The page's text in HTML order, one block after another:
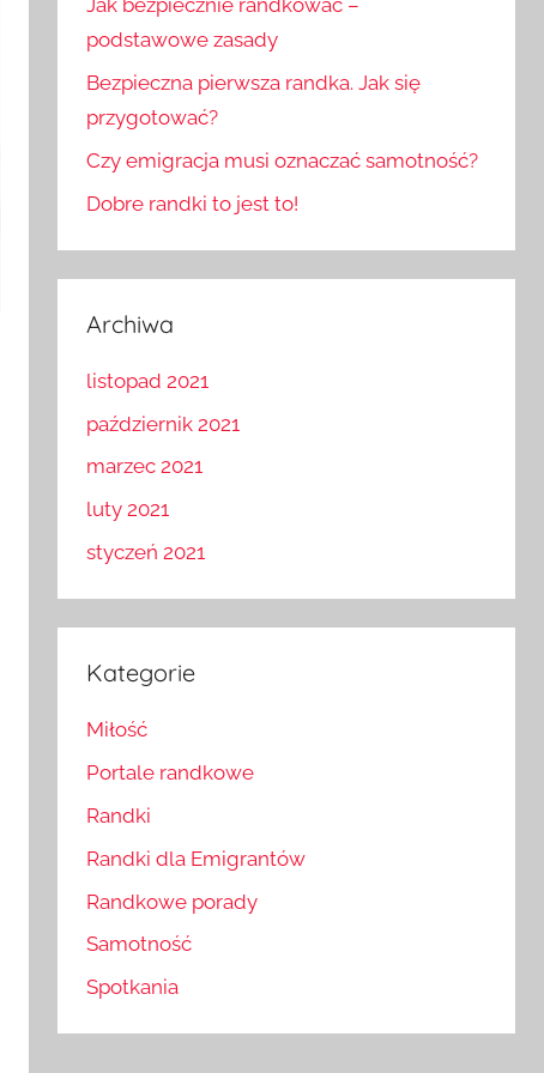
Jak bezpiecznie randkować –
podstawowe zasady
Bezpieczna pierwsza randka. Jak się
przygotować?
Czy emigracja musi oznaczać samotność?
Dobre randki to jest to!
Archiwa
listopad 2021
październik 2021
marzec 2021
luty 2021
styczeń 2021
Kategorie
Miłość
Portale randkowe
Randki
Randki dla Emigrantów
Randkowe porady
Samotność
Spotkania